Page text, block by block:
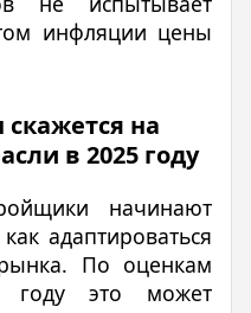
инфляции цены
на
в 2025 году
начинают
адаптироваться
По оценкам
году это может